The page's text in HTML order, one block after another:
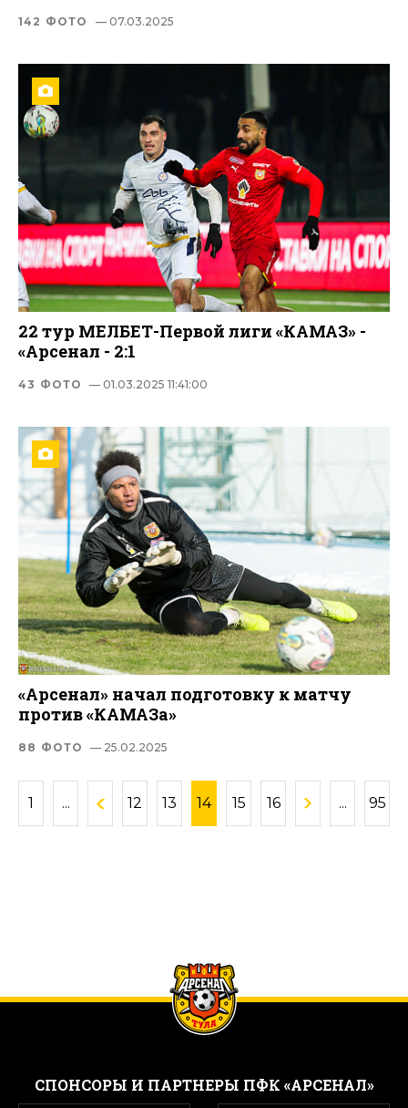
142 ФОТО — 07.03.2025
22 тур МЕЛБЕТ-Первой лиги «КАМАЗ» -
«Арсенал - 2:1
43 ФОТО — 01.03.2025 11:41:00
«Арсенал» начал подготовку к матчу
против «КАМАЗа»
88 ФОТО — 25.02.2025
1 ... 12 13 14 15 16 ... 95
CПОНСОРЫ И ПАРТНЕРЫ ПФК «АРСЕНАЛ»